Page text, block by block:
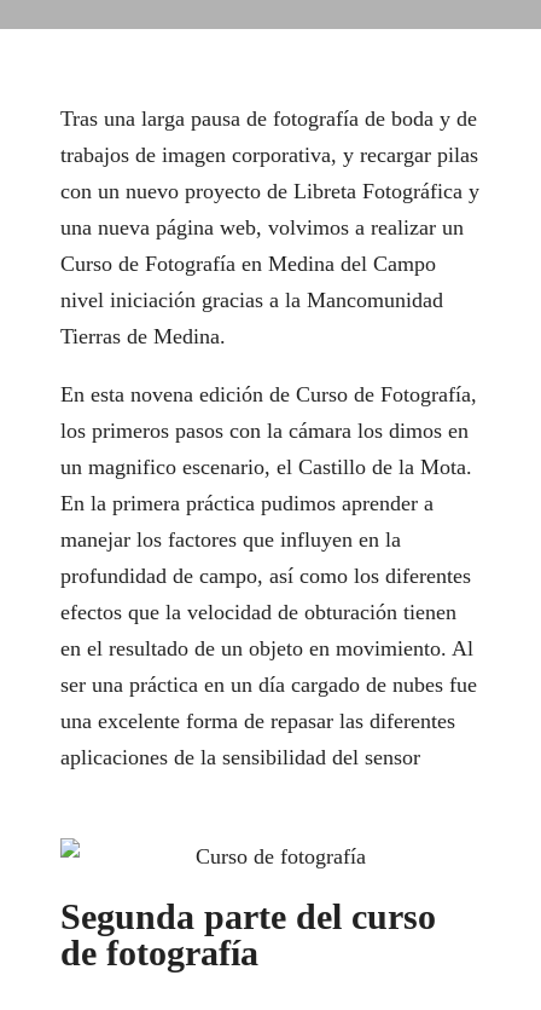
Tras una larga pausa de fotografía de boda y de
trabajos de imagen corporativa, y recargar pilas
con un nuevo proyecto de Libreta Fotográfica y
una nueva página web, volvimos a realizar un
Curso de Fotografía en Medina del Campo
nivel iniciación gracias a la Mancomunidad
Tierras de Medina.
En esta novena edición de Curso de Fotografía,
los primeros pasos con la cámara los dimos en
un magnifico escenario, el Castillo de la Mota.
En la primera práctica pudimos aprender a
manejar los factores que influyen en la
profundidad de campo, así como los diferentes
efectos que la velocidad de obturación tienen
en el resultado de un objeto en movimiento. Al
ser una práctica en un día cargado de nubes fue
una excelente forma de repasar las diferentes
aplicaciones de la sensibilidad del sensor
Segunda parte del curso
de fotografía